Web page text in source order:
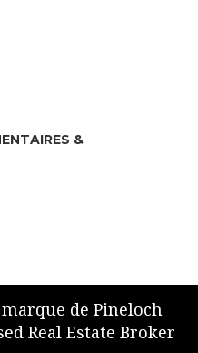
&
de Pineloch
Real Estate Broker